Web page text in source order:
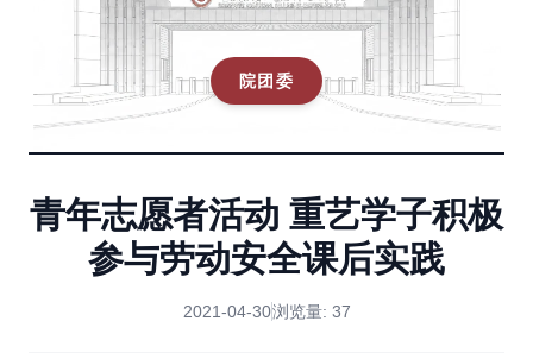
院团委
青年志愿者活动 重艺学子积极
参与劳动安全课后实践
2021-04-30浏览量: 37